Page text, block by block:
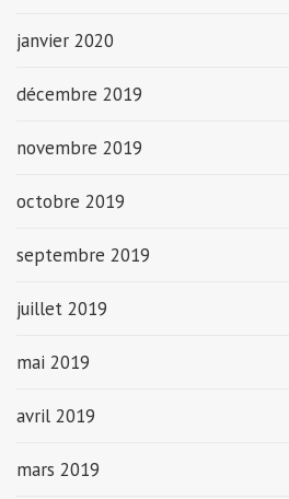
janvier 2020
décembre 2019
novembre 2019
octobre 2019
septembre 2019
juillet 2019
mai 2019
avril 2019
mars 2019